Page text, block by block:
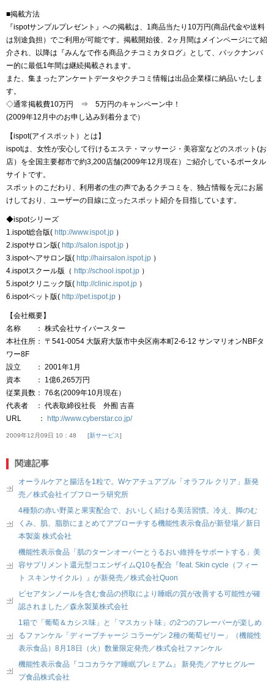
■掲載方法
『ispotサンプルプレゼント』への掲載は、1商品当たり10万円(商品代金や送料
は別途負担）でご利用が可能です。掲載開始後、2ヶ月間はメインページにて紹
介され、以降は『みんなで作る商品クチコミカタログ』として、バックナンバ
ー的に最低1年間は継続掲載されます。
また、集まったアンケートデータやクチコミ情報は出品企業様に納品いたしま
す。
◇通常掲載費10万円 ⇒ 5万円のキャンペーン中！
(2009年12月中のお申し込み到着分まで）
【ispot(アイスポット）とは】
ispotは、女性が安心して行けるエステ・マッサージ・美容室などのスポット(お
店）を全国主要都市で約3,200店舗(2009年12月現在）ご紹介しているポータル
サイトです。
スポットのこだわり、利用者の生の声であるクチコミを、独占情報を元にお届
けしており、ユーザーの目線に立ったスポット紹介を目指しています。
◆ispotシリーズ
1.ispot総合版( http://www.ispot.jp ）
2.ispotサロン版( http://salon.ispot.jp ）
3.ispotヘアサロン版( http://hairsalon.ispot.jp ）
4.ispotスクール版（ http://school.ispot.jp ）
5.ispotクリニック版( http://clinic.ispot.jp ）
6.ispotペット版( http://pet.ispot.jp ）
【会社概要】
名称 ： 株式会社サイバースター
本社住所： 〒541-0054 大阪府大阪市中央区南本町2-6-12 サンマリオンNBFタ
ワー8F
設立 ： 2001年1月
資本 ： 1億6,265万円
従業員数： 76名(2009年10月現在）
代表者 ： 代表取締役社長 外囿 吉喜
URL ：
http://www.cyberstar.co.jp/
2009年12月09日 10：48 新サービス
関連記事
オーラルケアと腸活を1粒で。Wケアチュアブル「オラフル クリア」新発
売／株式会社イブフローラ研究所
4種類の赤い野菜と果実配合で、おいしく続ける美活習慣。冷え、脚のむ
くみ、肌、脂肪にまとめてアプローチする機能性表示食品が新登場／新日
本製薬 株式会社
機能性表示食品「肌のターンオーバーとうるおい維持をサポートする」美
容サプリメント還元型コエンザイムQ10を配合『feat. Skin cycle（フィー
ト スキンサイクル）』が新発売／株式会社Quon
ピセアタンノールを含む食品の摂取により睡眠の質が改善する可能性が確
認されました／森永製菓株式会社
1箱で「葡萄＆カシス味」と「マスカット味」の2つのフレーバーが楽しめ
るファンケル「ディープチャージ コラーゲン 2種の葡萄ゼリー」（機能性
表示食品）8月18日（火）数量限定発売／株式会社ファンケル
機能性表示食品『ココカラケア睡眠プレミアム』 新発売／アサヒグルー
プ食品株式会社